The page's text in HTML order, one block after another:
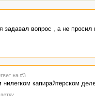
задавал вопрос , а не
на #3
капирайтерском